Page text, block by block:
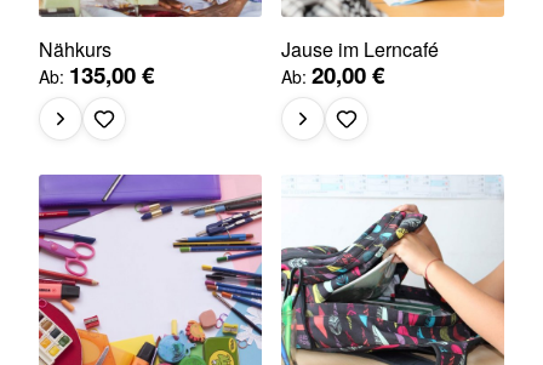
Nähkurs
Ab 135,00 €
Jause im Lerncafé
Ab 20,00 €